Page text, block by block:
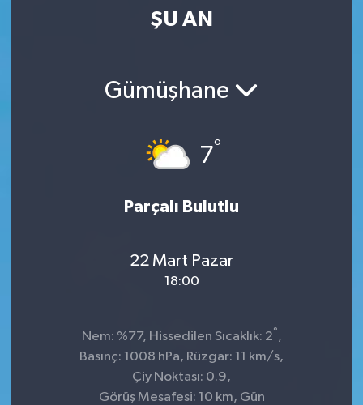
ŞU AN
Gümüşhane
7°
Parçalı Bulutlu
22 Mart Pazar
18:00
Nem: %77, Hissedilen Sıcaklık: 2° ,
Basınç: 1008 hPa, Rüzgar: 11 km/s,
Çiy Noktası: 0.9,
Görüş Mesafesi: 10 km, Gün